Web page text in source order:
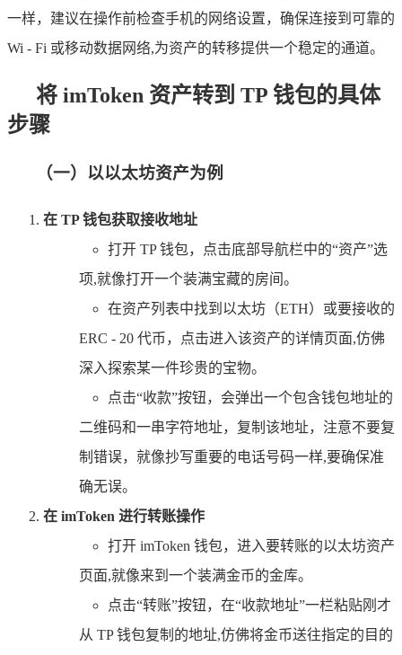
一样，建议在操作前检查手机的网络设置，确保连接到可靠的
Wi - Fi 或移动数据网络,为资产的转移提供一个稳定的通道。
将 imToken 资产转到 TP 钱包的具体
步骤
（一）以以太坊资产为例
在 TP 钱包获取接收地址
打开 TP 钱包，点击底部导航栏中的“资产”选
项,就像打开一个装满宝藏的房间。
在资产列表中找到以太坊（ETH）或要接收的
ERC - 20 代币，点击进入该资产的详情页面,仿佛
深入探索某一件珍贵的宝物。
点击“收款”按钮，会弹出一个包含钱包地址的
二维码和一串字符地址，复制该地址，注意不要复
制错误，就像抄写重要的电话号码一样,要确保准
确无误。
在 imToken 进行转账操作
打开 imToken 钱包，进入要转账的以太坊资产
页面,就像来到一个装满金币的金库。
点击“转账”按钮，在“收款地址”一栏粘贴刚才
从 TP 钱包复制的地址,仿佛将金币送往指定的目的